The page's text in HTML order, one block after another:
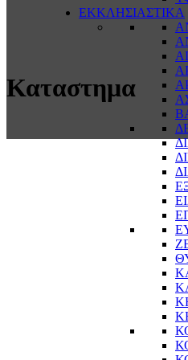
ΕΚΚΛΗΣΙΑΣΤΙΚΑ
Καταστημα